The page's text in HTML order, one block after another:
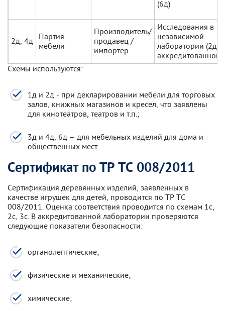
(6д)
2д, 4д Партия
мебели
Производитель/
продавец /
импортер
Исследования в
независимой
лаборатории (2д);
аккредитованной
Схемы используются:
1д и 2д - при декларировании мебели для торговых
залов, книжных магазинов и кресел, что заявлены
для кинотеатров, театров и т.п.;
3д и 4д, 6д – для мебельных изделий для дома и
общественных мест.
Сертификат по ТР ТС 008/2011
Сертификация деревянных изделий, заявленных в
качестве игрушек для детей, проводится по ТР ТС
008/2011. Оценка соответствия проводится по схемам 1с,
2с, 3с. В аккредитованной лаборатории проверяются
следующие показатели безопасности:
органолептические;
физические и механические;
химические;